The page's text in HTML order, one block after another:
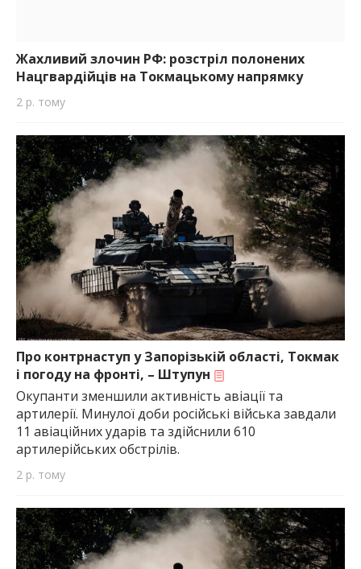
Жахливий злочин РФ: розстріл полонених
Нацгвардійців на Токмацькому напрямку
2 р. тому
Про контрнаступ у Запорізькій області, Токмак
і погоду на фронті, – Штупун
Окупанти зменшили активність авіації та
артилерії. Минулої доби російські війська завдали
11 авіаційних ударів та здійснили 610
артилерійських обстрілів.
2 р. тому